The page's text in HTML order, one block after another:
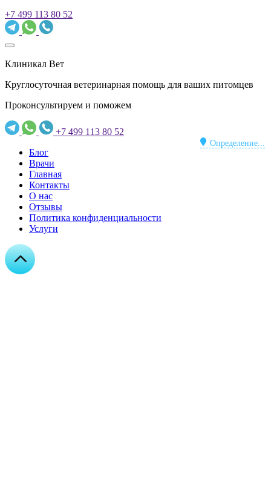
+7 499 113 80 52
Клиникал Вет
Круглосуточная ветеринарная помощь для ваших питомцев
Проконсультируем и поможем
+7 499 113 80 52
Определение...
Блог
Врачи
Главная
Контакты
О нас
Отзывы
Политика конфиденциальности
Услуги